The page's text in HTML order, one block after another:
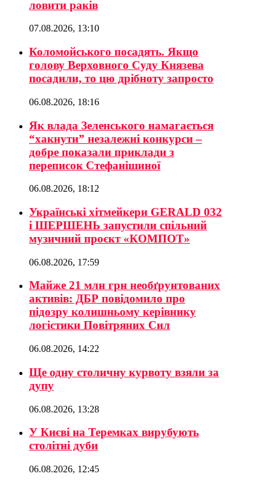
ловити раків
07.08.2026, 13:10
Коломойського посадять. Якщо
голову Верховного Суду Князева
посадили, то цю дрібноту запросто
06.08.2026, 18:16
Як влада Зеленського намагається
“хакнути” незалежні конкурси –
добре показали приклади з
переписок Стефанішиної
06.08.2026, 18:12
Українські хітмейкери GERALD 032
і ШЕРШЕНЬ запустили спільний
музичний проєкт «КОМПОТ»
06.08.2026, 17:59
Майже 21 млн грн необґрунтованих
активів: ДБР повідомило про
підозру колишньому керівнику
логістики Повітряних Сил
06.08.2026, 14:22
Ще одну столичну курвоту взяли за
дупу
06.08.2026, 13:28
У Києві на Теремках вирубують
столітні дуби
06.08.2026, 12:45